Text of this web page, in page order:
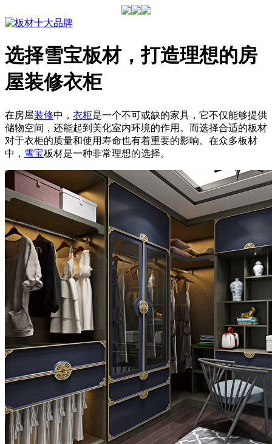
选择雪宝板材，打造理想的房
屋装修衣柜
在房屋装修中， 衣柜是一个不可或缺的家具，它不仅能够提供
储物空间，还能起到美化室内环境的作用。而选择合适的板材
对于衣柜的质量和使用寿命也有着重要的影响。在众多板材
中， 雪宝板材是一种非常理想的选择。